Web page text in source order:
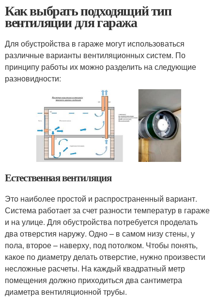
Как выбрать подходящий тип
вентиляции для гаража
Для обустройства в гараже могут использоваться
различные варианты вентиляционных систем. По
принципу работы их можно разделить на следующие
разновидности:
Естественная вентиляция
Это наиболее простой и распространенный вариант.
Система работает за счет разности температур в гараже
и на улице. Для обустройства потребуется проделать
два отверстия наружу. Одно – в самом низу стены, у
пола, второе – наверху, под потолком. Чтобы понять,
какое по диаметру делать отверстие, нужно произвести
несложные расчеты. На каждый квадратный метр
помещения должно приходиться два сантиметра
диаметра вентиляционной трубы.